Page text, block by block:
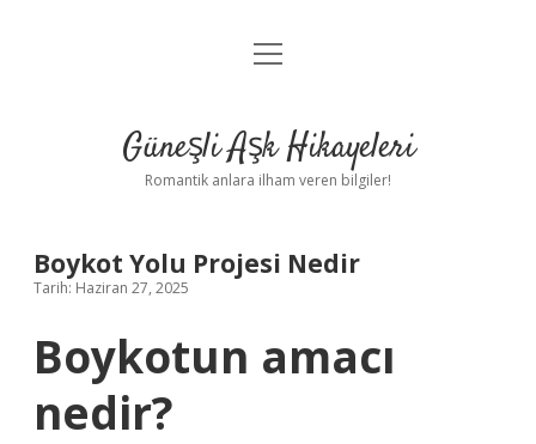
Anasayfa
Yasal Uyarı
menüyü
Güneşli Aşk Hikayeleri
Romantik anlara ilham veren bilgiler!
Boykot Yolu Projesi Nedir
Tarih: Haziran 27, 2025
Boykotun amacı
nedir?